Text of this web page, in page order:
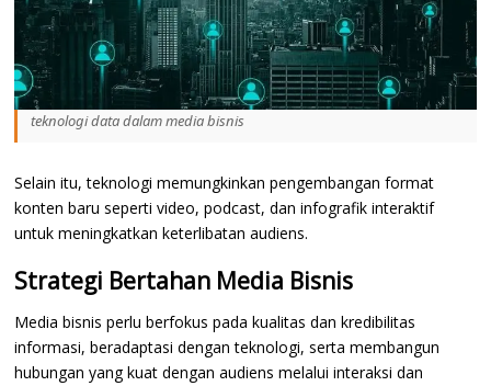
teknologi data dalam media bisnis
Selain itu, teknologi memungkinkan pengembangan format
konten baru seperti video, podcast, dan infografik interaktif
untuk meningkatkan keterlibatan audiens.
Strategi Bertahan Media Bisnis
Media bisnis perlu berfokus pada kualitas dan kredibilitas
informasi, beradaptasi dengan teknologi, serta membangun
hubungan yang kuat dengan audiens melalui interaksi dan